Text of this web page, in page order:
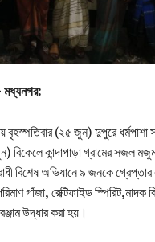
মধ্যনগর:
বৃহস্পতিবার (২৫ জুন) দুপুরে
কান্দাপাড়া গ্রামের সজল
বিশেষ অভিযানে ৯ জনকে গ্রেপ্তার
গাঁজা, রেক্টিফাইড স্পিরিট,মাদক
উদ্ধার করা হয়।